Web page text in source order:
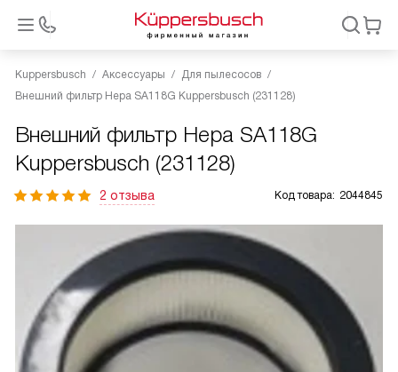
Kuppersbusch Аксессуары
Для пылесосов
Внешний фильтр Hepa SA118G Kuppersbusch (231128)
Внешний фильтр Hepa SA118G
Kuppersbusch (231128)
2 отзыва Код товара: 2044845